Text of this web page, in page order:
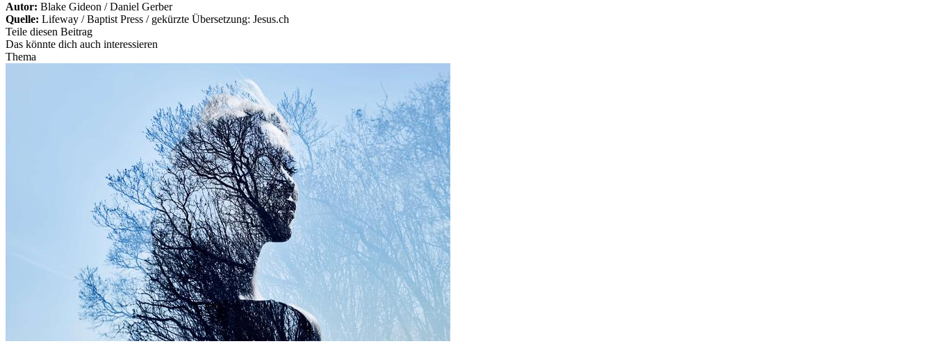
Autor: Blake Gideon / Daniel Gerber
Quelle: Lifeway / Baptist Press / gekürzte Übersetzung: Jesus.ch
Teile diesen Beitrag
Das könnte dich auch interessieren
Thema